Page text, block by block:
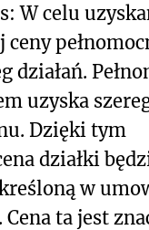
W celu
ceny
działań.
uzyska
Dzięki tym
działki
w
ta jest